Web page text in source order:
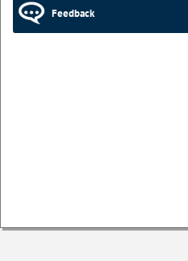
Feedback